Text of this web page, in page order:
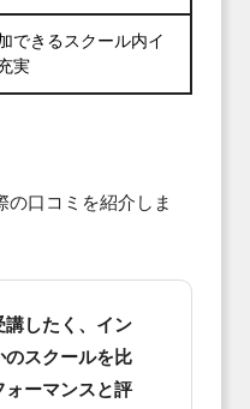
できるスクール内イ
実
の口コミを紹介しま
したく、イン
のスクールを比
ーマンスと評